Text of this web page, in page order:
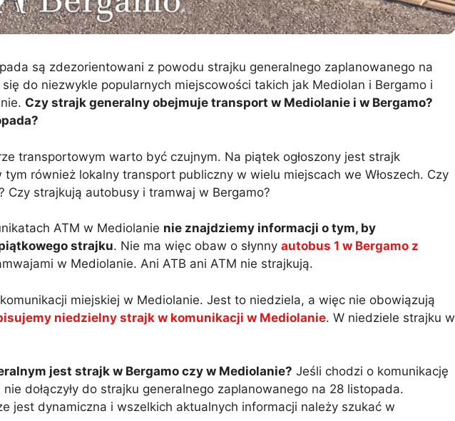
są zdezorientowani z powodu strajku generalnego zaplanowanego na
do niezwykle popularnych miejscowości takich jak Mediolan i Bergamo i
Czy strajk generalny obejmuje transport w Mediolanie i w Bergamo?
transportowym warto być czujnym. Na piątek ogłoszony jest strajk
również lokalny transport publiczny w wielu miejscach we Włoszech. Czy
strajkują autobusy i tramwaj w Bergamo?
ATM w Mediolanie nie znajdziemy informacji o tym, by
strajku. Nie ma więc obaw o słynny autobus 1 w Bergamo z
w Mediolanie. Ani ATB ani ATM nie strajkują.
miejskiej w Mediolanie. Jest to niedziela, a więc nie obowiązują
niedzielny strajk w komunikacji w Mediolanie. W niedziele strajku w
jest strajk w Bergamo czy w Mediolanie? Jeśli chodzi o komunikację
dołączyły do strajku generalnego zaplanowanego na 28 listopada.
jest dynamiczna i wszelkich aktualnych informacji należy szukać w